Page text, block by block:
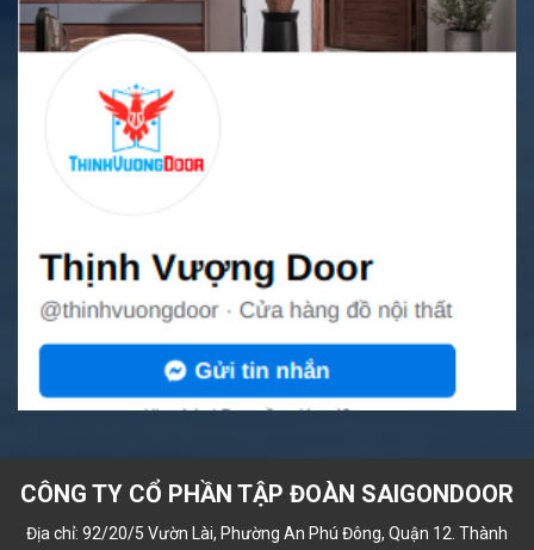
CÔNG TY CỔ PHẦN TẬP ĐOÀN SAIGONDOOR
Địa chỉ: 92/20/5 Vườn Lài, Phường An Phú Đông, Quận 12. Thành